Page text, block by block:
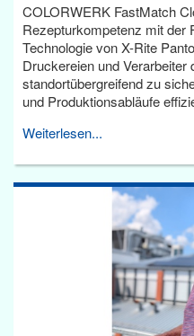
COLORWERK FastMatch
Rezepturkompetenz mit der
Technologie von X-Rite
Druckereien und Verarbeiter
standortübergreifend zu
und Produktionsabläufe
Weiterlesen...